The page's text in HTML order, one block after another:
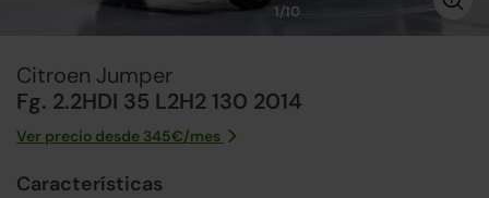
1/10
Citroen Jumper
Fg. 2.2HDI 35 L2H2 130 2014
Ver precio desde 345€/mes
Características